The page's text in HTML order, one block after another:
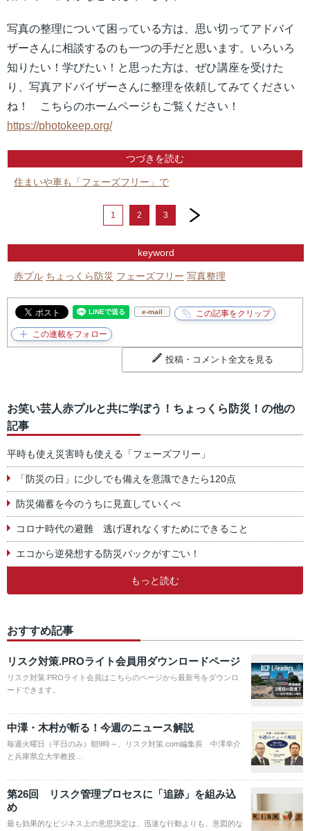
写真の整理について困っている方は、思い切ってアドバイ
ザーさんに相談するのも一つの手だと思います。いろいろ
知りたい！学びたい！と思った方は、ぜひ講座を受けた
り、写真アドバイザーさんに整理を依頼してみてください
ね！ こちらのホームページもご覧ください！
https://photokeep.org/
つづきを読む
住まいや車も「フェーズフリー」で
1 2 3
next
keyword
赤プル ちょっくら防災 フェーズフリー 写真整理
e-mail
投稿・コメント全文を見る
お笑い芸人赤プルと共に学ぼう！ちょっくら防災！の他の
記事
平時も使え災害時も使える「フェーズフリー」
「防災の日」に少しでも備えを意識できたら120点
防災備蓄を今のうちに見直していくべ
コロナ時代の避難 逃げ遅れなくすためにできること
エコから逆発想する防災バックがすごい！
もっと読む
おすすめ記事
リスク対策.PROライト会員用ダウンロードページ
リスク対策.PROライト会員はこちらのページから最新号をダウンロ
ードできます。
中澤・木村が斬る！今週のニュース解説
毎週火曜日（平日のみ）朝9時～、リスク対策.com編集長 中澤幸介
と兵庫県立大学教授…
第26回 リスク管理プロセスに「追跡」を組み込
め
最も効果的なビジネス上の意思決定は、迅速な行動よりも、意図的な